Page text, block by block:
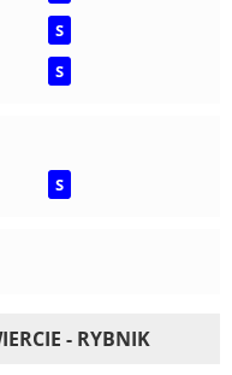
S
S
S
- RYBNIK